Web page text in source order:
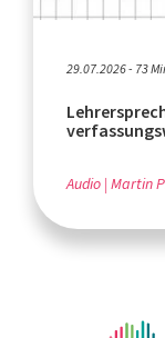
29.07.2026 - 73
Audio Martin